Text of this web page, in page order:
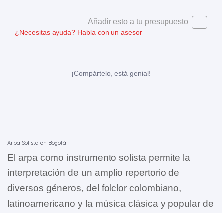
Añadir esto a tu presupuesto
¿Necesitas ayuda? Habla con un asesor
¡Compártelo, está genial!
Arpa Solista en Bogotá
El arpa como instrumento solista permite la
interpretación de un amplio repertorio de
diversos géneros, del folclor colombiano,
latinoamericano y la música clásica y popular de